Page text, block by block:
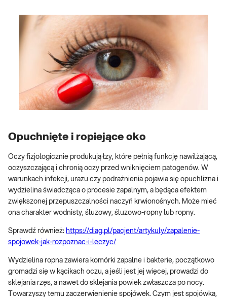
Opuchnięte i ropiejące oko
Oczy fizjologicznie produkują łzy, które pełnią funkcję nawilżającą,
oczyszczającą i chronią oczy przed wniknięciem patogenów. W
warunkach infekcji, urazu czy podrażnienia pojawia się opuchlizna i
wydzielina świadcząca o procesie zapalnym, a będąca efektem
zwiększonej przepuszczalności naczyń krwionośnych. Może mieć
ona charakter wodnisty, śluzowy, śluzowo-ropny lub ropny.
Sprawdź również: https://diag.pl/pacjent/artykuly/zapalenie-
spojowek-jak-rozpoznac-i-leczyc/
Wydzielina ropna zawiera komórki zapalne i bakterie, początkowo
gromadzi się w kącikach oczu, a jeśli jest jej więcej, prowadzi do
sklejania rzęs, a nawet do sklejania powiek zwłaszcza po nocy.
Towarzyszy temu zaczerwienienie spojówek. Czym jest spojówka,